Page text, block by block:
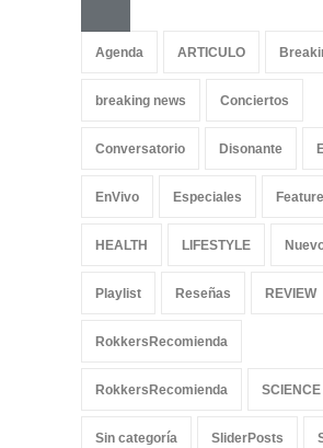
Agenda ARTICULO
breaking news Conciertos
Conversatorio Disonante
EnVivo Especiales
HEALTH LIFESTYLE
Playlist Reseñas REVIEW
RokkersRecomienda
RokkersRecomienda SCIENCE
Sin categoría SliderPosts